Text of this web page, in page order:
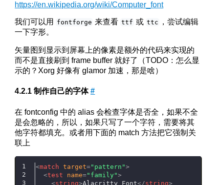
https://en.wikipedia.org/wiki/Computer_font
我们可以用 fontforge 来查看 ttf 或 ttc
，尝试编辑
一下字形。
矢量图到显示到屏幕上的像素是额外的代码来实现的
而不是直接刷到 frame buffer 就好了（TODO：怎么显
示的？Xorg 好像有 glamor 加速，那是啥）
制作自己的字体#
在 fontconfig 中的 alias 会检查字体是否全，如果不全
是会忽略的，所以，如果只写了一个字符，需要将其
他字符都填充。或者用下面的 match 方法把它强制关
联上
<match target="pattern">
<test name="family">
<string>Alacritty Font</string>